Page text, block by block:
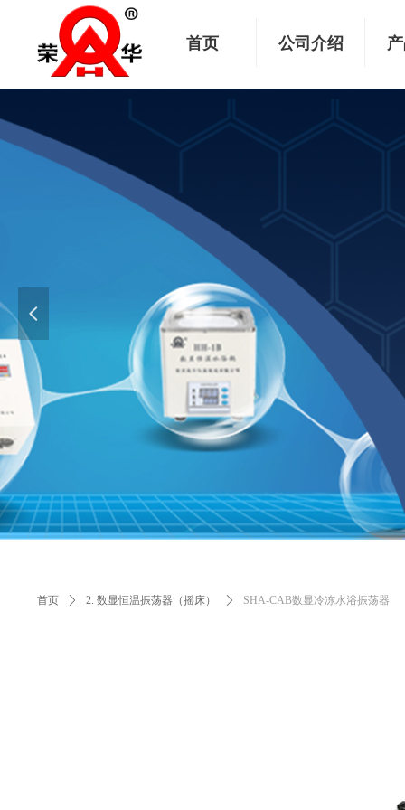
首页 公司介绍
넳
首页 ꄲ 2. 数显恒温振荡器（摇床） ꄲ SHA-CAB数显冷冻水浴振荡器